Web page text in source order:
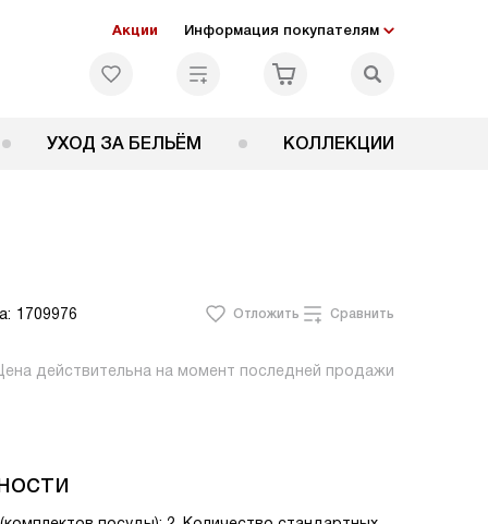
Акции Информация покупателям
УХОД ЗА БЕЛЬЁМ КОЛЛЕКЦИИ
1709976 Отложить Сравнить
Цена действительна на момент последней продажи